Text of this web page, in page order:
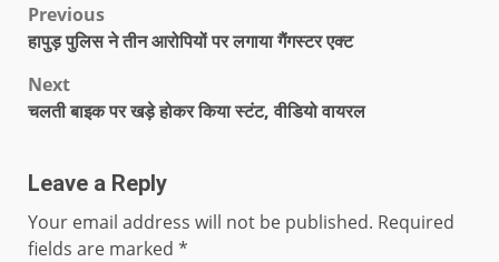
Previous
हापुड़ पुलिस ने तीन आरोपियों पर लगाया गैंगस्टर एक्ट
Next
चलती बाइक पर खड़े होकर किया स्टंट, वीडियो वायरल
Leave a Reply
Your email address will not be published. Required
fields are marked *